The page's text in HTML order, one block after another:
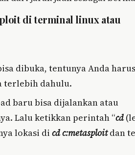
di terminal linux atau
dibuka, tentunya Anda harus
terlebih dahulu.
baru bisa dijalankan atau
Lalu ketikkan perintah “cd
lokasi dicd c:metasploitdan